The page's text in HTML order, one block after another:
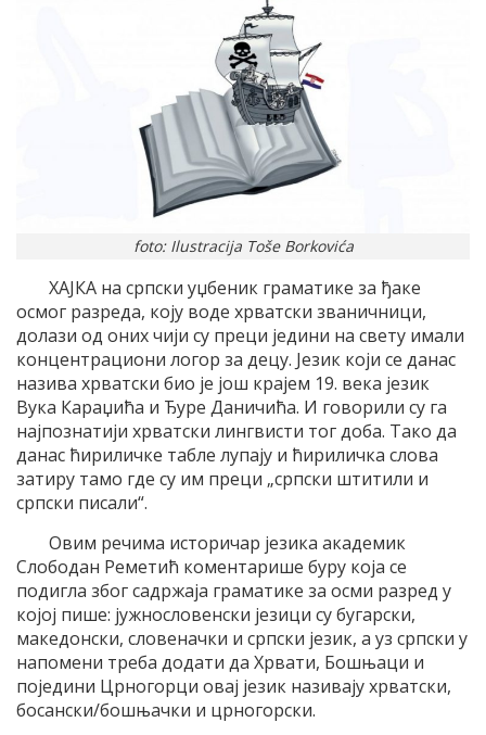
foto: Ilustracija Toše Borkovića
ХАЈКА на српски уџбеник граматике за ђаке
осмог разреда, коју воде хрватски званичници,
долази од оних чији су преци једини на свету имали
концентрациони логор за децу. Језик који се данас
назива хрватски био је још крајем 19. века језик
Вука Караџића и Ђуре Даничића. И говорили су га
најпознатији хрватски лингвисти тог доба. Тако да
данас ћириличке табле лупају и ћириличка слова
затиру тамо где су им преци „српски штитили и
српски писали“.
Овим речима историчар језика академик
Слободан Реметић коментарише буру која се
подигла због садржаја граматике за осми разред у
којој пише: јужнословенски језици су бугарски,
македонски, словеначки и српски језик, а уз српски у
напомени треба додати да Хрвати, Бошњаци и
поједини Црногорци овај језик називају хрватски,
босански/бошњачки и црногорски.